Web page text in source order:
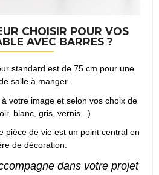
CHOISIR POUR VOS
AVEC BARRES ?
standard est de 75 cm pour une
salle à manger.
votre image et selon vos choix de
blanc, gris, vernis...)
pièce de vie est un point central en
de décoration.
dans votre projet